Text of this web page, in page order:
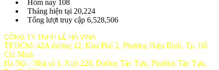
Hôm nay 108
Tháng hiện tại 20,224
Tổng lượt truy cập 6,528,506
CÔNG TY TNHH LÊ HÀ VINA
TP.HCM: 42A đường 12, Khu Phố 2, Phường Hiệp Bình, Tp. Hồ
Chí Minh
Hà Nội : Nhà số 1, Ngõ 220, Đường Tây Tựu, Phường Tây Tựu,